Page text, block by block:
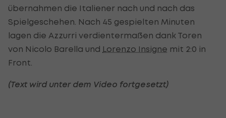
übernahmen die Italiener nach und nach das
Spielgeschehen. Nach 45 gespielten Minuten
lagen die Azzurri verdientermaßen dank Toren
von Nicolo Barella und Lorenzo Insigne mit 2:0 in
Front.
(Text wird unter dem Video fortgesetzt)